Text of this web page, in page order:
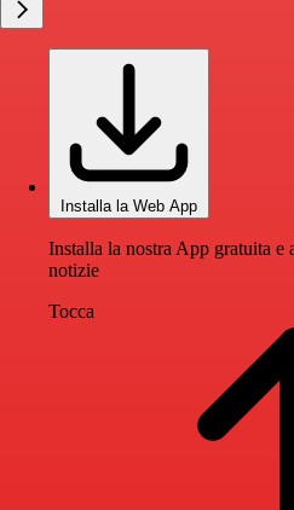
Installa la Web App
Installa la nostra App gratuita e
notizie
Tocca